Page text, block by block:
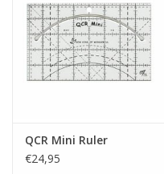
QCR Mini Ruler
€24,95